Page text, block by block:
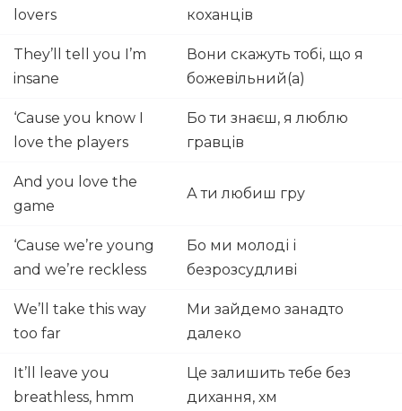
lovers
коханців
They’ll tell you I’m
insane
Вони скажуть тобі, що я
божевільний(а)
‘Cause you know I
love the players
Бо ти знаєш, я люблю
гравців
And you love the
game
А ти любиш гру
‘Cause we’re young
and we’re reckless
Бо ми молоді і
безрозсудливі
We’ll take this way
too far
Ми зайдемо занадто
далеко
It’ll leave you
breathless, hmm
Це залишить тебе без
дихання, хм